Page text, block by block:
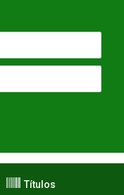
Títulos